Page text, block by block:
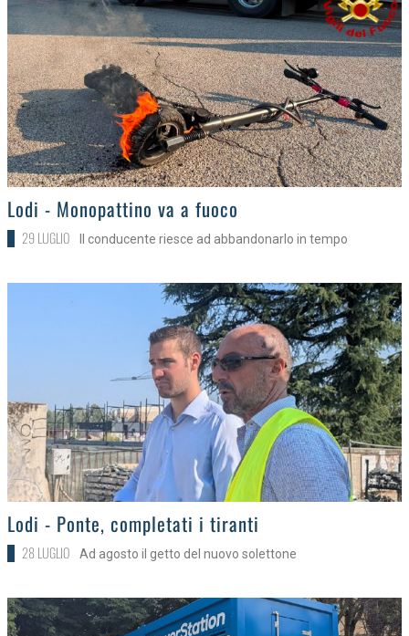
>Lodi - Monopattino va a fuoco
29 LUGLIO Il conducente riesce ad abbandonarlo in tempo
>Lodi - Ponte, completati i tiranti
28 LUGLIO Ad agosto il getto del nuovo solettone